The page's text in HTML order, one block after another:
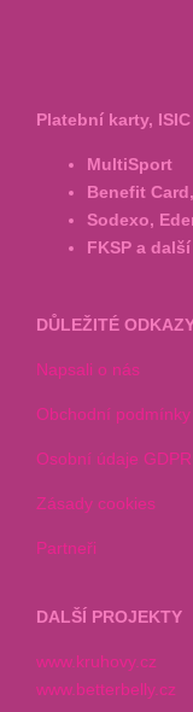
Platební karty, ISIC
MultiSport
Benefit
Sodexo,
FKSP a
DŮLEŽITÉ
Napsali o nás
Obchodní podmínky
Osobní údaje GDPR
Zásady cookies
Partneři
DALŠÍ PROJEKTY
www.kruhovy.cz
www.betterbelly.cz